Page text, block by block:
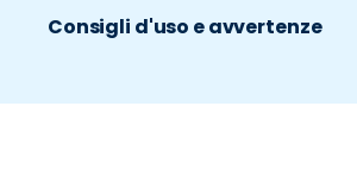
Consigli d'uso e avvertenze